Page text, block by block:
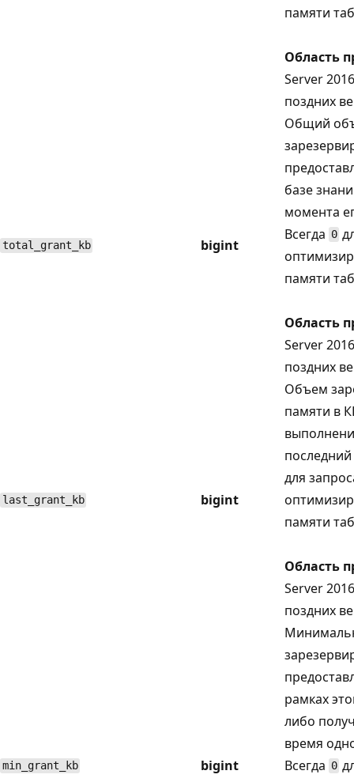
памяти
Область
Server
поздних
total_grant_kb bigint
Общий
базе
момента
Всегда 0
памяти
Область
Server
поздних
last_grant_kb bigint
Объем
памяти в
для
памяти
Область
Server
поздних
min_grant_kb bigint
рамках
либо
время
Всегда 0